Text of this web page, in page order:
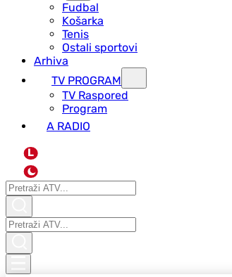
Fudbal
Košarka
Tenis
Ostali sportovi
Arhiva
TV PROGRAM
ТV Raspored
Program
A RADIO
L